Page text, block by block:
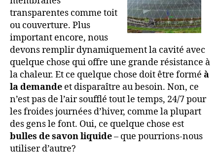
transparentes comme toit
ou couverture. Plus
important encore, nous
devons remplir dynamiquement la cavité avec
quelque chose qui offre une grande résistance à
la chaleur. Et ce quelque chose doit être formé à
la demande et disparaître au besoin. Non, ce
n’est pas de l’air soufflé tout le temps, 24/7 pour
les froides journées d’hiver, comme la plupart
des gens le font. Oui, ce quelque chose est
bulles de savon liquide– que pourrions-nous
utiliser d’autre?